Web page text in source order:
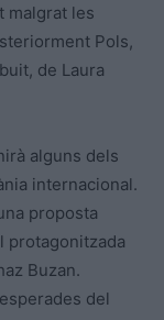
malgrat les
Pols,
de Laura
alguns dels
internacional.
proposta
protagonitzada
Buzan.
del